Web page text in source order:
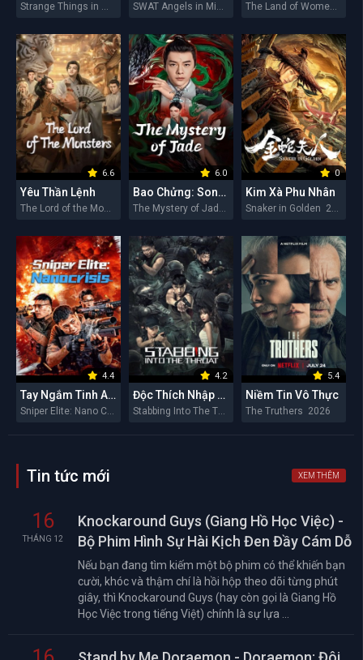
The Land of Women 2026
6.6
Yêu Thần Lệnh
The Lord of the Monsters 2026
6.0
Bao Chửng: Song Ngư Quỷ Sự
The Mystery of Jade 2026
0
Kim Xà Phu Nhân
Snaker in Golden 2026
4.4
Tay Ngắm Tinh Anh: Nguy Cơ Nano
4.2
Độc Thích Nhập Hầu
Stabbing Into The Throat 2026
5.4
Niềm Tin Vô Thực
The Truthers 2026
Tin tức mới XEM THÊM
16
THÁNG 12
Knockaround Guys (Giang Hồ Học Việc) -
Bộ Phim Hình Sự Hài Kịch Đen Đầy Cám Dỗ
Nếu bạn đang tìm kiếm một bộ phim có thể khiến bạn
cười, khóc và thậm chí là hồi hộp theo dõi từng phút
giây, thì Knockaround Guys (hay còn gọi là Giang Hồ
Học Việc trong tiếng Việt) chính là sự lựa ...